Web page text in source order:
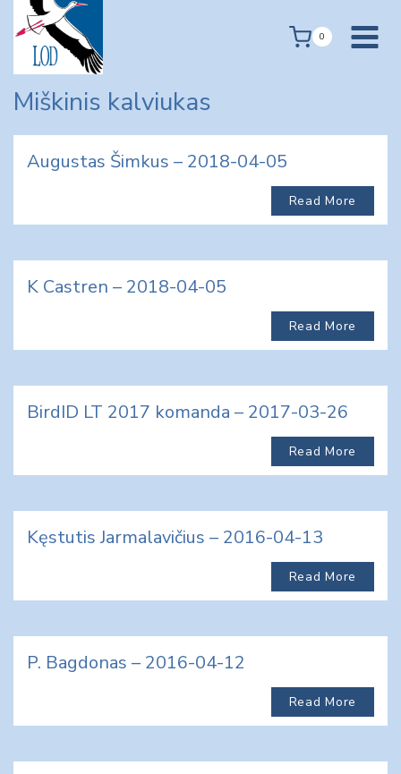
content
0
Miškinis kalviukas
Augustas Šimkus – 2018-04-05
Read More
K Castren – 2018-04-05
Read More
BirdID LT 2017 komanda – 2017-03-26
Read More
Kęstutis Jarmalavičius – 2016-04-13
Read More
P. Bagdonas – 2016-04-12
Read More